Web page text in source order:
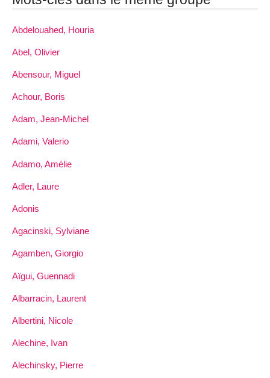
Abdelouahed, Houria
Abel, Olivier
Abensour, Miguel
Achour, Boris
Adam, Jean-Michel
Adami, Valerio
Adamo, Amélie
Adler, Laure
Adonis
Agacinski, Sylviane
Agamben, Giorgio
Aïgui, Guennadi
Albarracin, Laurent
Albertini, Nicole
Alechine, Ivan
Alechinsky, Pierre